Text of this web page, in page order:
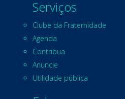
Serviços
Clube da Fraternidade
Agenda
Contribua
Anuncie
Utilidade pública